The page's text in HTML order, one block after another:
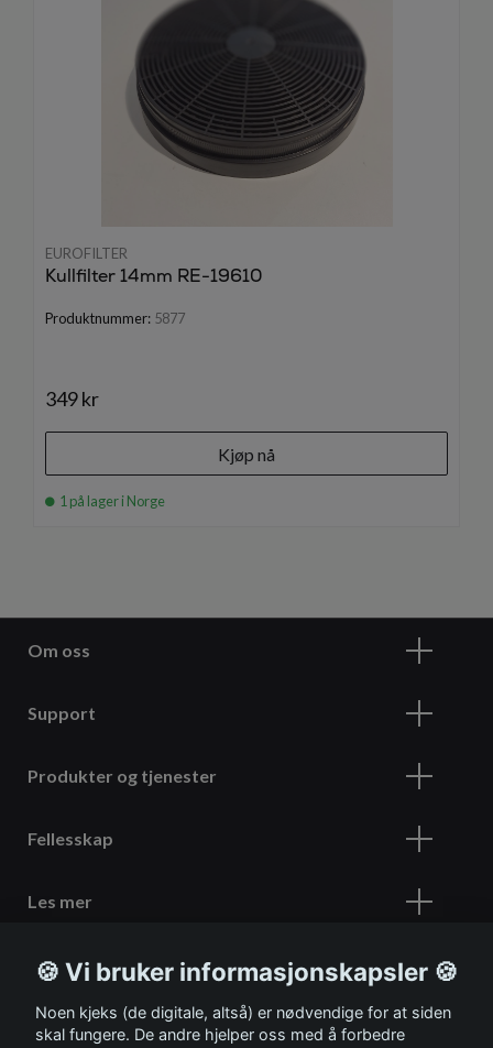
EUROFILTER
Kullfilter 14mm RE-19610
Produktnummer: 5877
349 kr
Kjøp nå
1 på lager i Norge
Om oss
Support
Produkter og tjenester
Fellesskap
Les mer
Meld deg på vårt nyhetsbrev
🍪 Vi bruker informasjonskapsler 🍪
Noen kjeks (de digitale, altså) er nødvendige for at siden
skal fungere. De andre hjelper oss med å forbedre